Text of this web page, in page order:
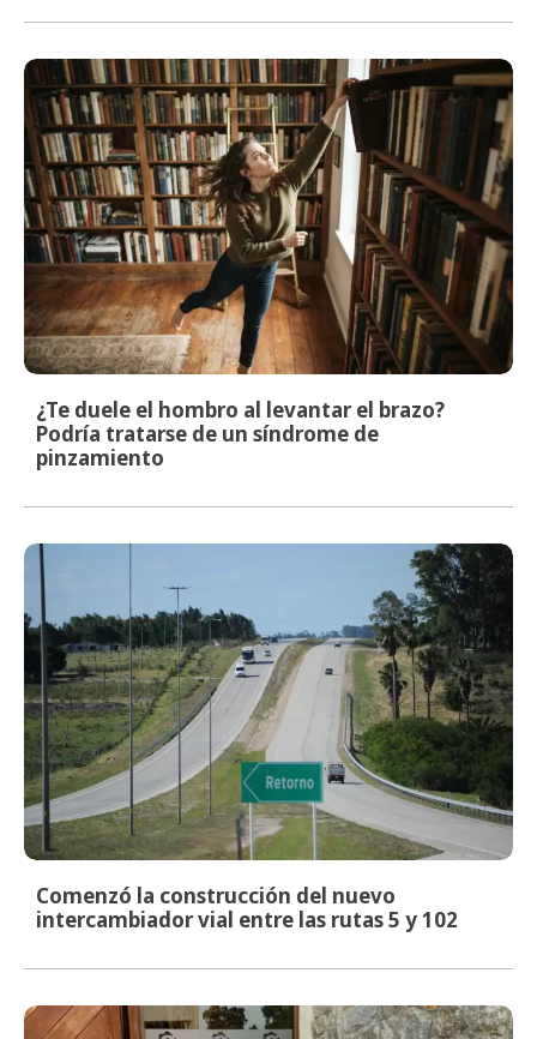
¿Te duele el hombro al levantar el brazo?
Podría tratarse de un síndrome de
pinzamiento
Comenzó la construcción del nuevo
intercambiador vial entre las rutas 5 y 102